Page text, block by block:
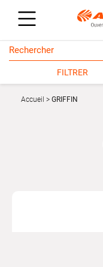
FILTRER
Accueil GRIFFIN